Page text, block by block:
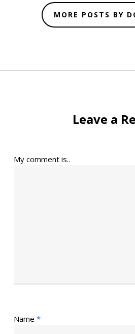
MORE POSTS BY
Leave a
My comment is..
Name *